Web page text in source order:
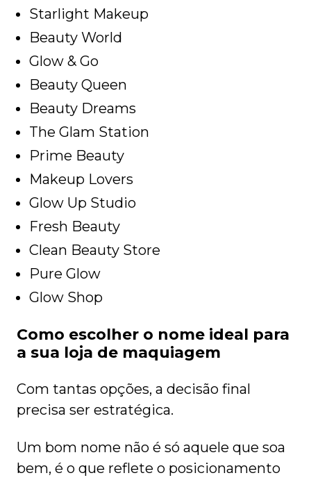
Starlight Makeup
Beauty World
Glow & Go
Beauty Queen
Beauty Dreams
The Glam Station
Prime Beauty
Makeup Lovers
Glow Up Studio
Fresh Beauty
Clean Beauty Store
Pure Glow
Glow Shop
Como escolher o nome ideal para
a sua loja de maquiagem
Com tantas opções, a decisão final
precisa ser estratégica.
Um bom nome não é só aquele que soa
bem, é o que reflete o posicionamento